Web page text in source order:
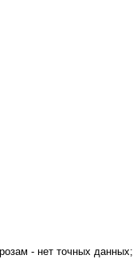
- нет точных данных;